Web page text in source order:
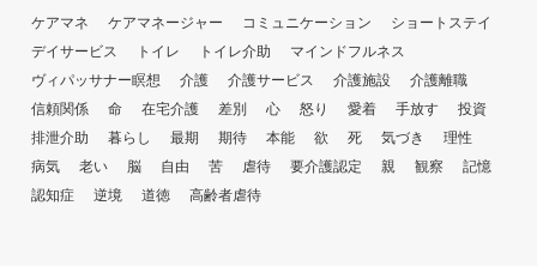
ケアマネ ケアマネージャー コミュニケーション
ショートステイ
デイサービス
トイレ トイレ介助
マインドフルネス
ヴィパッサナー瞑想
介護 介護サービス 介護施設
介護離職
信頼関係
命 在宅介護 差別 心 怒り 愛着 手放す
投資
排泄介助
暮らし 最期 期待 本能 欲 死 気づき
理性
病気
老い 脳 自由 苦 虐待 要介護認定 親 観察
記憶
認知症
逆境 道徳 高齢者虐待